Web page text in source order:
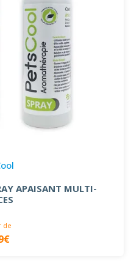
APAISANT MULTI-
de